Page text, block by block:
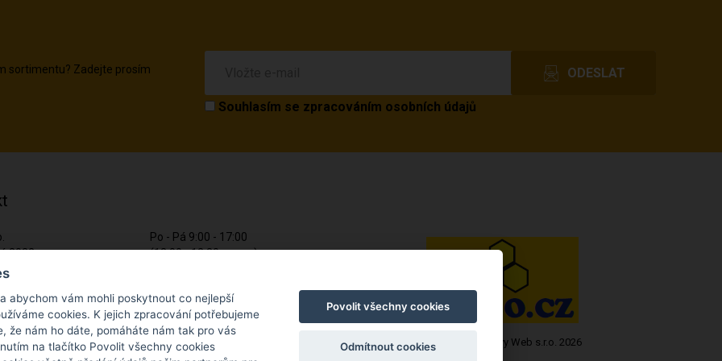
sortimentu? Zadejte prosím
Souhlasím se zpracováním osobních údajů
2022
Po - Pá 9:00 - 17:00
(12:00 - 12:30 pauza)
Napište nám kdykoliv!
info@apiso.cz
Copyright © Novy Web s.r.o. 2026
abychom vám mohli poskytnout co nejlepší
cookies. K jejich zpracování potřebujeme
že nám ho dáte, pomáháte nám tak pro vás
na tlačítko Povolit všechny cookies
Povolit všechny cookies
Odmítnout cookies